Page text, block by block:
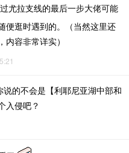
尤拉支线的最后一步大佬可能
便逛时遇到的。（当然这里还
容非常详实）
说的不会是【利耶尼亚湖中部和
入侵吧？